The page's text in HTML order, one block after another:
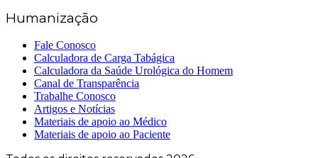
Humanização
Fale Conosco
Calculadora de Carga Tabágica
Calculadora da Saúde Urológica do Homem
Canal de Transparência
Trabalhe Conosco
Artigos e Notícias
Materiais de apoio ao Médico
Materiais de apoio ao Paciente